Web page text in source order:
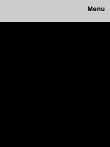
Menu